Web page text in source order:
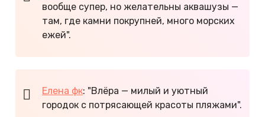
вообще супер, но желательны аквашузы —
там, где камни покрупней, много морских
ежей".
Елена фк: "Влёра — милый и уютный
городок с потрясающей красоты пляжами".